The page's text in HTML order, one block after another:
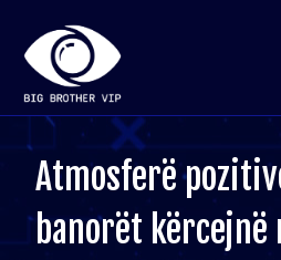
Atmosferë
banorët